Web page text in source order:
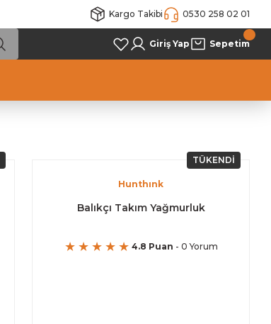
Kargo Takibi 0530 258 02 01
Giriş Yap Sepetim
TÜKENDİ
Hunthınk
Balıkçı Takım Yağmurluk
4.8 Puan - 0 Yorum